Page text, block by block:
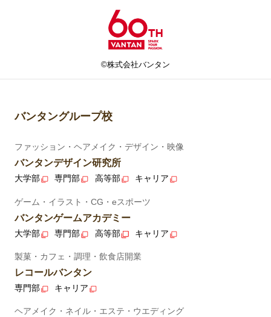
©株式会社バンタン
バンタングループ校
ファッション・ヘアメイク・デザイン・映像
バンタンデザイン研究所
大学部 専門部 高等部 キャリア
ゲーム・イラスト・CG・eスポーツ
バンタンゲームアカデミー
大学部 専門部 高等部 キャリア
製菓・カフェ・調理・飲食店開業
レコールバンタン
専門部 キャリア
ヘアメイク・ネイル・エステ・ウエディング